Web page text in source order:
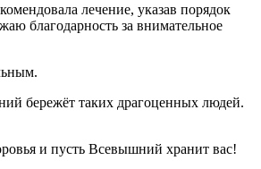
лечение, указав порядок
благодарность за внимательное
бережёт таких драгоценных людей.
и пусть Всевышний хранит вас!